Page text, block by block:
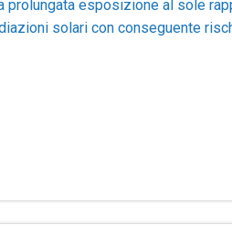
prolungata esposizione al sole
solari con conseguente